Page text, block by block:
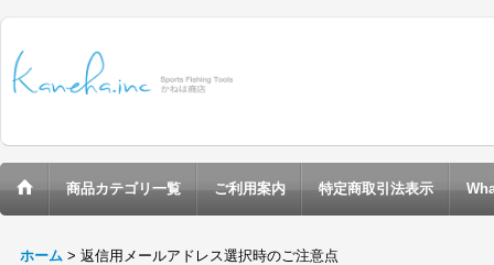
商品カテゴリ一覧 ご利用案内 特定商取引法表示
ホーム > 返信用メールアドレス選択時のご注意点